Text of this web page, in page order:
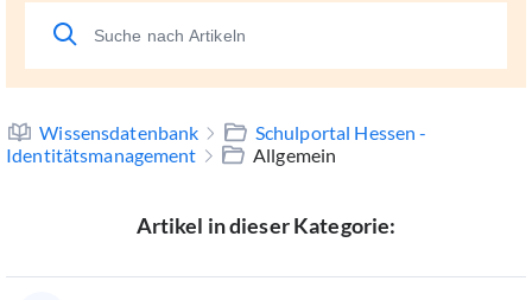
Wissensdatenbank
Schulportal Hessen -
Identitätsmanagement
Allgemein
Artikel in dieser Kategorie: